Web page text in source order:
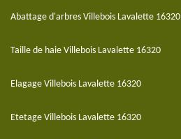
Abattage d'arbres Villebois Lavalette 16320
Taille de haie Villebois Lavalette 16320
Elagage Villebois Lavalette 16320
Etetage Villebois Lavalette 16320